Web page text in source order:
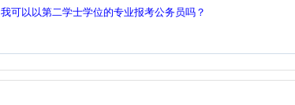
我可以以第二学士学位的专业报考公务员吗？